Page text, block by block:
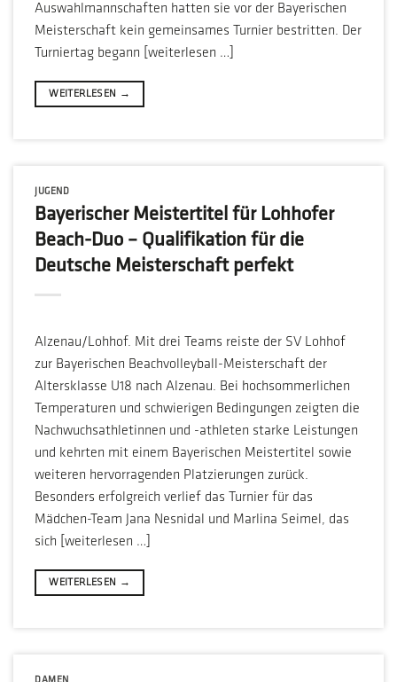
Auswahlmannschaften hatten sie vor der Bayerischen
Meisterschaft kein gemeinsames Turnier bestritten. Der
Turniertag begann [weiterlesen …]
WEITERLESEN →
JUGEND
Bayerischer Meistertitel für Lohhofer
Beach-Duo – Qualifikation für die
Deutsche Meisterschaft perfekt
Alzenau/Lohhof. Mit drei Teams reiste der SV Lohhof
zur Bayerischen Beachvolleyball-Meisterschaft der
Altersklasse U18 nach Alzenau. Bei hochsommerlichen
Temperaturen und schwierigen Bedingungen zeigten die
Nachwuchsathletinnen und -athleten starke Leistungen
und kehrten mit einem Bayerischen Meistertitel sowie
weiteren hervorragenden Platzierungen zurück.
Besonders erfolgreich verlief das Turnier für das
Mädchen-Team Jana Nesnidal und Marlina Seimel, das
sich [weiterlesen …]
WEITERLESEN →